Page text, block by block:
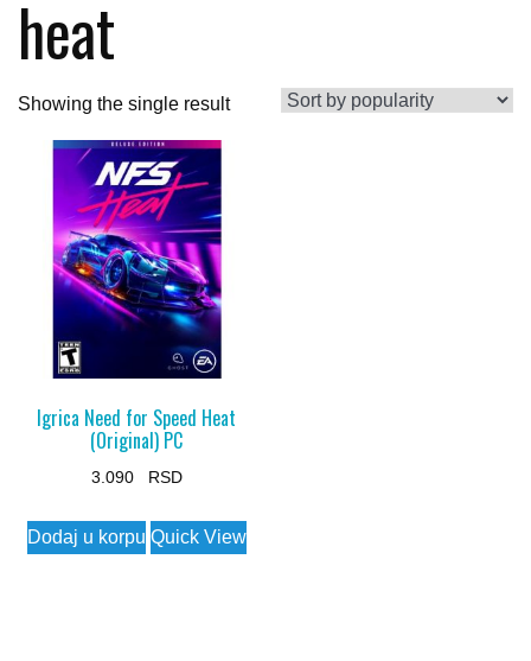
heat
Showing the single result
Igrica Need for Speed Heat
(Original) PC
3.090
Dodaj u korpu Quick View